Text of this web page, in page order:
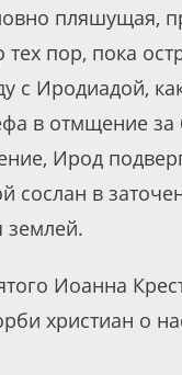
пляшущая,
тех пор, пока
с Иродиадой,
в отмщение за
Ирод
сослан в
Иоанна
христиан о